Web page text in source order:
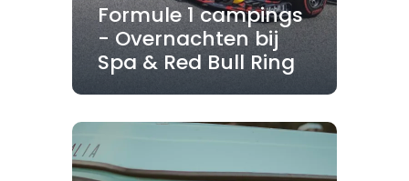
Formule 1 campings
- Overnachten bij
Spa & Red Bull Ring